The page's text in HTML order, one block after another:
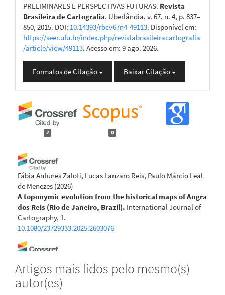
PRELIMINARES E PERSPECTIVAS FUTURAS. Revista
Brasileira de Cartografia, Uberlândia, v. 67, n. 4, p. 837–
850, 2015. DOI: 10.14393/rbcv67n4-49113. Disponível em:
https://seer.ufu.br/index.php/revistabrasileiracartografia
/article/view/49113. Acesso em: 9 ago. 2026.
Formatos de Citação Baixar Citação
2 0
Fábia Antunes Zaloti, Lucas Lanzaro Reis, Paulo Márcio Leal
de Menezes (2026)
A toponymic evolution from the historical maps of Angra
dos Reis (Rio de Janeiro, Brazil). International Journal of
Cartography, 1.
10.1080/23729333.2025.2603076
Marilze Tavares, Anna Carolina Chierotti dos Santos Ananias
(2023)
OS NOMES DOS ESTADOS BRASILEIROS: MOTIVAÇÃO
Artigos mais lidos pelo mesmo(s)
autor(es)